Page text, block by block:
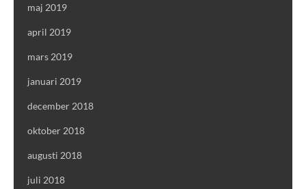
maj 2019
april 2019
mars 2019
januari 2019
december 2018
oktober 2018
augusti 2018
juli 2018